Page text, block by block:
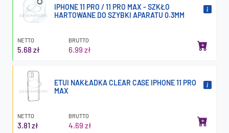
IPHONE 11 PRO / 11 PRO MAX - SZKŁO
HARTOWANE DO SZYBKI APARATU 0.3MM
NETTO
5.68 zł
BRUTTO
6.99 zł
ETUI NAKŁADKA CLEAR CASE IPHONE 11 PRO
MAX
NETTO
3.81 zł
BRUTTO
4.69 zł